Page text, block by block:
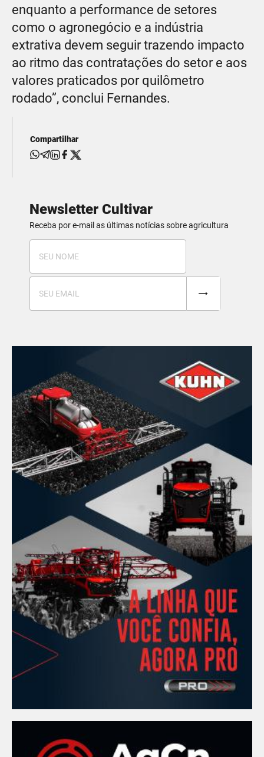
enquanto a performance de setores
como o agronegócio e a indústria
extrativa devem seguir trazendo impacto
ao ritmo das contratações do setor e aos
valores praticados por quilômetro
rodado”, conclui Fernandes.
Compartilhar
Newsletter Cultivar
Receba por e-mail as últimas notícias sobre agricultura